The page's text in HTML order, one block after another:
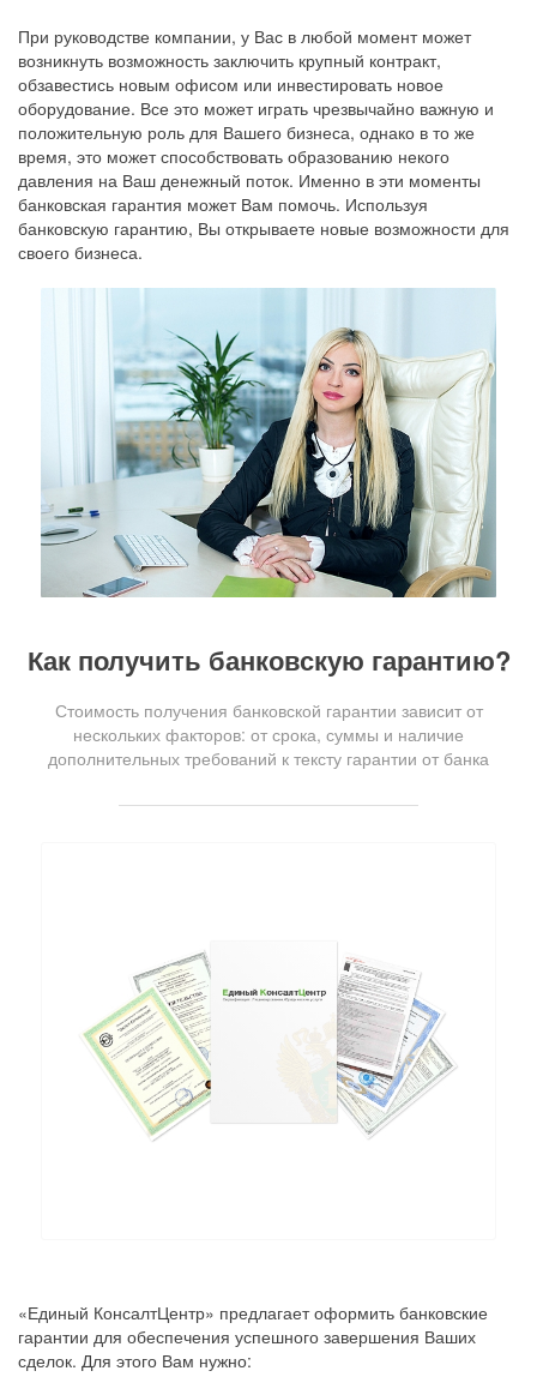
При руководстве компании, у Вас в любой момент может
возникнуть возможность заключить крупный контракт,
обзавестись новым офисом или инвестировать новое
оборудование. Все это может играть чрезвычайно важную и
положительную роль для Вашего бизнеса, однако в то же
время, это может способствовать образованию некого
давления на Ваш денежный поток. Именно в эти моменты
банковская гарантия может Вам помочь. Используя
банковскую гарантию, Вы открываете новые возможности для
своего бизнеса.
Как получить банковскую гарантию?
Стоимость получения банковской гарантии зависит от
нескольких факторов: от срока, суммы и наличие
дополнительных требований к тексту гарантии от банка
«Единый КонсалтЦентр» предлагает оформить банковские
гарантии для обеспечения успешного завершения Ваших
сделок. Для этого Вам нужно: